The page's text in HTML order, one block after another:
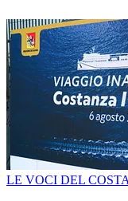
LE VOCI DEL